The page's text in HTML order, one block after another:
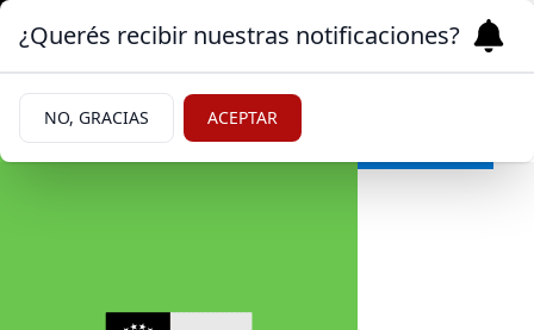
TENDENCIAS | 07/07/2026
¿Querés recibir nuestras notificaciones?
NO, GRACIAS ACEPTAR